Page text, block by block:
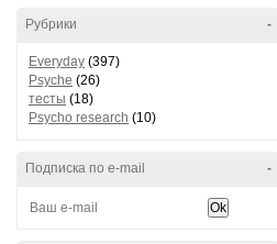
-
Рубрики
Everyday (397)
Psyche (26)
тесты (18)
Psycho research (10)
-
Подписка по e-mail